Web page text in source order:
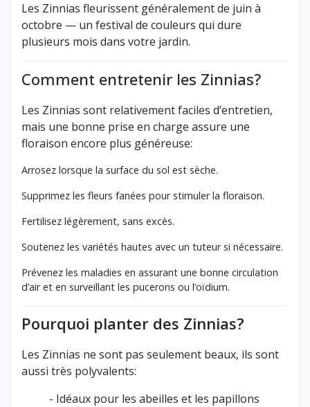
Les Zinnias fleurissent généralement de juin à
octobre — un festival de couleurs qui dure
plusieurs mois dans votre jardin.
Comment entretenir les Zinnias?
Les Zinnias sont relativement faciles d’entretien,
mais une bonne prise en charge assure une
floraison encore plus généreuse:
Arrosez lorsque la surface du sol est sèche.
Supprimez les fleurs fanées pour stimuler la floraison.
Fertilisez légèrement, sans excès.
Soutenez les variétés hautes avec un tuteur si nécessaire.
Prévenez les maladies en assurant une bonne circulation
d’air et en surveillant les pucerons ou l’oïdium.
Pourquoi planter des Zinnias?
Les Zinnias ne sont pas seulement beaux, ils sont
aussi très polyvalents:
- Idéaux pour les abeilles et les papillons